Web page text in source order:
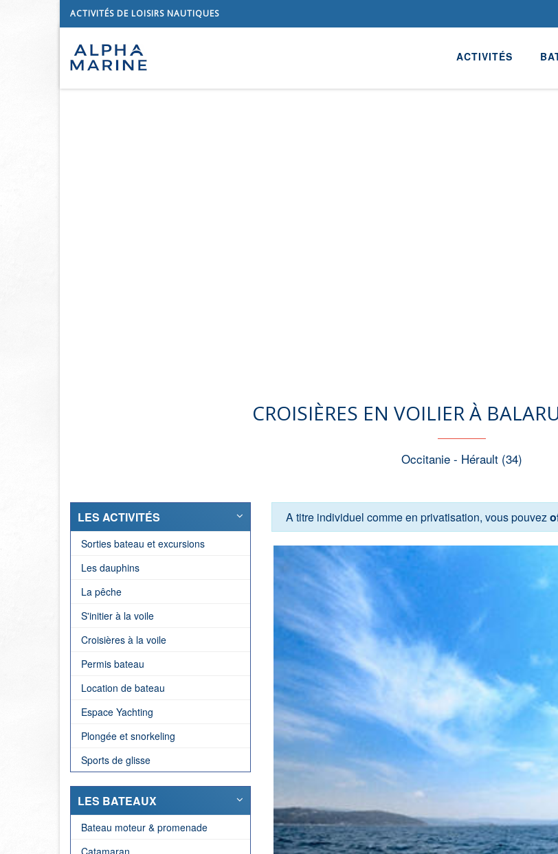
ACTIVITÉS DE LOISIRS NAUTIQUES
ACTIVITÉS
CROISIÈRES EN VOILIER À
Occitanie - Hérault (34)
A titre individuel comme en privatisation, vous pouvez
LES ACTIVITÉS
Sorties bateau et excursions
Les dauphins
La pêche
S'initier à la voile
Croisières à la voile
Permis bateau
Location de bateau
Espace Yachting
Plongée et snorkeling
Sports de glisse
LES BATEAUX
Bateau moteur & promenade
Catamaran